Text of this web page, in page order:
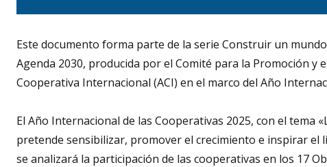
Este documento forma parte de la serie Construir un
Agenda 2030, producida por el Comité para la Promoción y
Cooperativa Internacional (ACI) en el marco del Año
El Año Internacional de las Cooperativas 2025, con el tema
pretende sensibilizar, promover el crecimiento e inspirar el
se analizará la participación de las cooperativas en los 17